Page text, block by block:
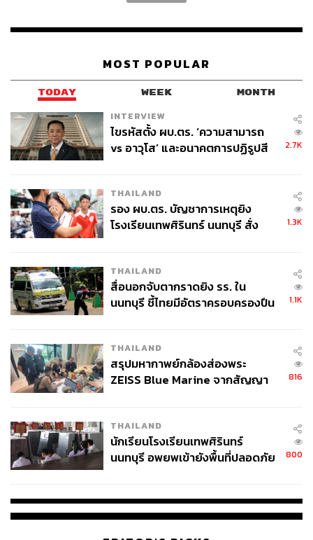
ภาพ:Courtesy ofMichel & Amazonka
เพราะชุดนี้ออกแบบและตัดเย็บได้อย่างงดงาม สะท้อนถึง
และสามารถสวมใส่ในชีวิตประจำวันได้จริงๆ ด้วย
ใส่หัวใจลงไปในชุด
สิ่งที่ทำให้แบรนด์และทีมชาติแต่ละชาติต้องใส่ใจการ
ออกแบบขนาดนี้ อย่างที่บอกว่านี่เป็นเวทีใหญ่ เป็นเวทีสำหรับ
ทุกคนไม่ว่าใครก็ตาม ซึ่งชุดก็เป็นหนึ่งในสิ่งที่คนทั้งโลกจะได้
ว่ามีชัยไปกว่าครึ่งในการแข่งขันด้านภาพลักษณ์
ภาพลักษณ์นั้นไม่ได้เกิดเพียงแค่กับนักกีฬาหรือประเทศชาติ
แต่รวมถึงผู้ออกแบบเองก็เหมือนได้เหรียญทองในการแข่งขัน
ขึ้นในเมืองแห่งแฟชั่นอย่างกรุงปารีส ซึ่งใส่ใจกับทุกราย
ละเอียดของการแข่งขัน แม้กระทั่งสีสันในจุดเล็กๆ
นำแรงบันดาลใจจากศิลปะบ้านเชียงมาผสมผสานในการ
MOST POPULAR
TODAY WEEK MONTH
INTERVIEW
ไขรหัสตั้ง ผบ.ตร. ‘ความสามารถ
vs อาวุโส’ และอนาคตการปฏิรูปสี
2.7K
THAILAND
รอง ผบ.ตร. บัญชาการเหตุยิง
โรงเรียนเทพศิรินทร์ นนทบุรี สั่ง
1.3K
THAILAND
สื่อนอกจับตากราดยิง รร. ใน
นนทบุรี ชี้ไทยมีอัตราครอบครองปืน
1.1K
THAILAND
สรุปมหากาพย์กล้องส่องพระ
ZEISS Blue Marine จากสัญญา
จ่ายหนี้-แอบระบุแบรนด์
816
THAILAND
นักเรียนโรงเรียนเทพศิรินทร์
นนทบุรี อพยพเข้ายังพื้นที่ปลอดภัย
800